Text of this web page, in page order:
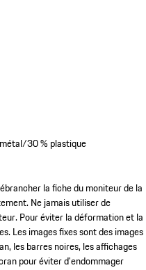
30 % plastique
la fiche du moniteur de la
Ne jamais utiliser de
Pour éviter la déformation et la
Les images fixes sont des images
les barres noires, les affichages
pour éviter d'endommager